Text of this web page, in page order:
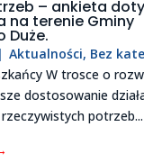
– ankieta
na terenie Gminy
Duże.
| Aktualności, Bez
W trosce o
dostosowanie
potrzeb...